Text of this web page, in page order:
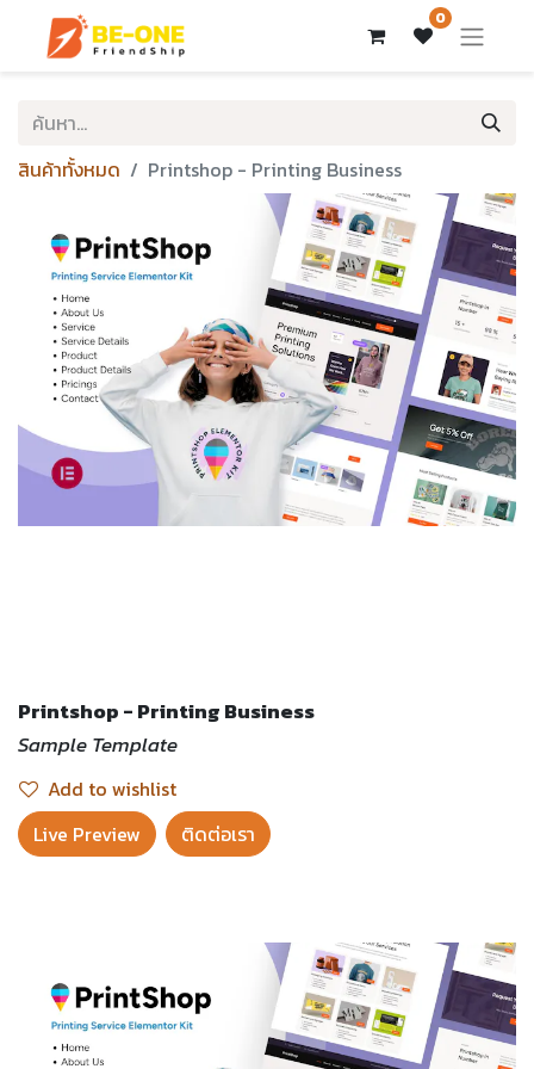
0
สินค้าทั้งหมด Printshop - Printing Business
Printshop - Printing Business
Sample Template
Add to wishlist
Live Preview​
ติดต่อเรา